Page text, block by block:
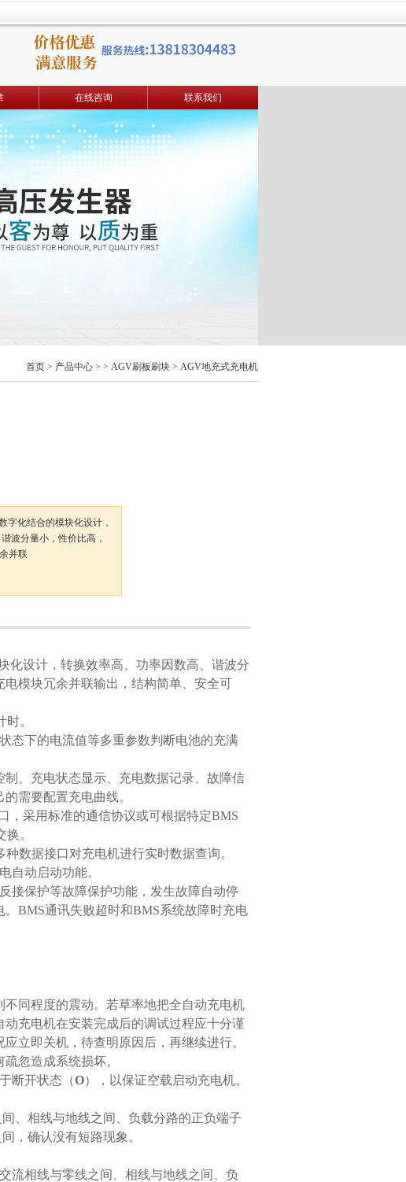
在线咨询 联系我们
首页 > 产品中心 > > AGV刷板刷块 > AGV地充式充电机
字化结合的模块化设计，
波分量小，性价比高，
并联
化设计，转换效率高、功率因数高、谐波分
模块冗余并联输出，结构简单、安全可
。
态下的电流值等多重参数判断电池的充满
、充电状态显示、充电数据记录、故障信
需要配置充电曲线。
，采用标准的通信协议或可根据特定BMS
。
数据接口对充电机进行实时数据查询。
自动启动功能。
接保护等故障保护功能，发生故障自动停
BMS通讯失败超时和BMS系统故障时充电
同程度的震动。若草率地把全自动充电机
充电机在安装完成后的调试过程应十分谨
立即关机，待查明原因后，再继续进行。
忽造成系统损坏。
断开状态（O），以保证空载启动充电机。
、相线与地线之间、负载分路的正负端子
，确认没有短路现象。
流相线与零线之间、相线与地线之间、负